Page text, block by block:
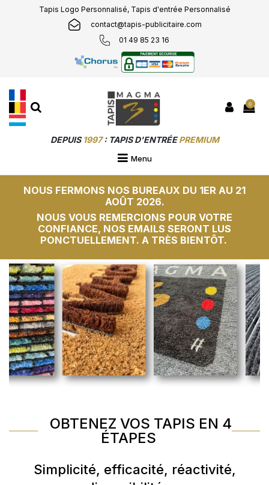
Tapis Logo Personnalisé, Tapis d'entrée Personnalisé
contact@tapis-publicitaire.com
01 49 85 23 16
0
DEPUIS1997: TAPIS D'ENTRÉEPREMIUM
Menu
NOUS FERMONS NOS BUREAUX DU 1ER AU 21
AOÛT 2026.
NOUS VOUS REMERCIONS POUR VOTRE
CONFIANCE, NOS EMAILS SERONT LUS
PONCTUELLEMENT. A TRÈS BIENTÔT.
OBTENEZ VOS TAPIS EN 4
ÉTAPES
Simplicité, efficacité, réactivité,